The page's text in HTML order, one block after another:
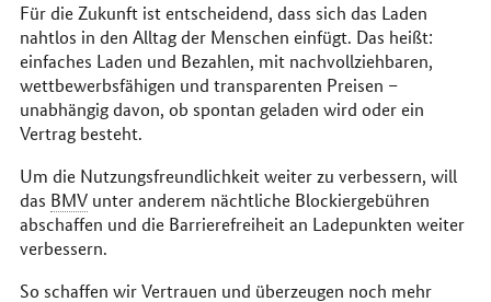
Für die Zukunft ist entscheidend, dass sich das Laden
nahtlos in den Alltag der Menschen einfügt. Das heißt:
einfaches Laden und Bezahlen, mit nachvollziehbaren,
wettbewerbsfähigen und transparenten Preisen –
unabhängig davon, ob spontan geladen wird oder ein
Vertrag besteht.
Um die Nutzungsfreundlichkeit weiter zu verbessern, will
das BMVunter anderem nächtliche Blockiergebühren
abschaffen und die Barrierefreiheit an Ladepunkten weiter
verbessern.
So schaffen wir Vertrauen und überzeugen noch mehr